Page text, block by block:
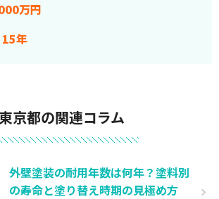
万円
15年
京都の関連コラム
外壁塗装の耐用年数は何年？塗料別
の寿命と塗り替え時期の見極め方